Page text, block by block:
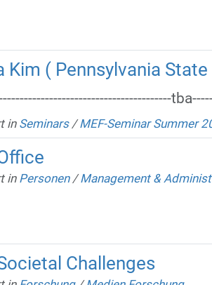
Kim ( Pennsylvania
in Seminars /MEF-Seminar Summer
in Personen /Management &
Challenges